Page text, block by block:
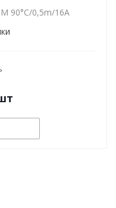
90°C/0,5m/16A